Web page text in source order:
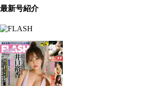
最新号紹介